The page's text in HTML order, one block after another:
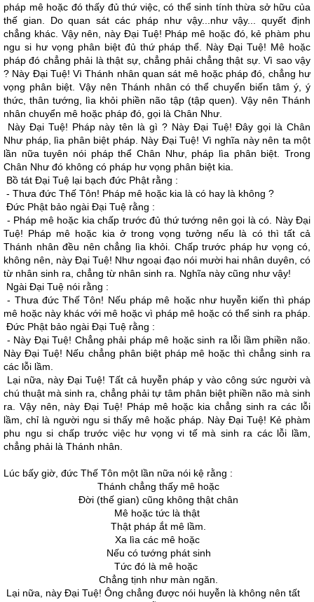
pháp mê hoặc đó thấy đủ thứ việc, có thể sinh tính thừa sở hữu của
thế gian. Do quan sát các pháp như vậy...như vậy... quyết định
chẳng khác. Vậy nên, này Ðại Tuệ! Pháp mê hoặc đó, kẻ phàm phu
ngu si hư vọng phân biệt đủ thứ pháp thể. Này Ðại Tuệ! Mê hoặc
pháp đó chẳng phải là thật sự, chẳng phải chẳng thật sự. Vì sao vậy
? Này Ðại Tuệ! Vì Thánh nhân quan sát mê hoặc pháp đó, chẳng hư
vọng phân biệt. Vậy nên Thánh nhân có thể chuyển biến tâm ý, ý
thức, thân tướng, lìa khỏi phiền não tập (tập quen). Vậy nên Thánh
nhân chuyển mê hoặc pháp đó, gọi là Chân Như.
Này Ðại Tuệ! Pháp này tên là gì ? Này Ðại Tuệ! Ðây gọi là Chân
Như pháp, lìa phân biệt pháp. Này Ðại Tuệ! Vì nghĩa này nên ta một
lần nữa tuyên nói pháp thể Chân Như, pháp lìa phân biệt. Trong
Chân Như đó không có pháp hư vọng phân biệt kia.
Bồ tát Ðại Tuệ lại bạch đức Phật rằng :
- Thưa đức Thế Tôn! Pháp mê hoặc kia là có hay là không ?
Ðức Phật bảo ngài Ðại Tuệ rằng :
- Pháp mê hoặc kia chấp trước đủ thứ tướng nên gọi là có. Này Ðại
Tuệ! Pháp mê hoặc kia ở trong vọng tưởng nếu là có thì tất cả
Thánh nhân đều nên chẳng lìa khỏi. Chấp trước pháp hư vọng có,
không nên, này Ðại Tuệ! Như ngoại đạo nói mười hai nhân duyên, có
từ nhân sinh ra, chẳng từ nhân sinh ra. Nghĩa này cũng như vậy!
Ngài Ðại Tuệ nói rằng :
- Thưa đức Thế Tôn! Nếu pháp mê hoặc như huyễn kiến thì pháp
mê hoặc này khác với mê hoặc vì pháp mê hoặc có thể sinh ra pháp.
Ðức Phật bảo ngài Ðại Tuệ rằng :
- Này Ðại Tuệ! Chẳng phải pháp mê hoặc sinh ra lỗi lầm phiền não.
Này Ðại Tuệ! Nếu chẳng phân biệt pháp mê hoặc thì chẳng sinh ra
các lỗi lầm.
Lại nữa, này Ðại Tuệ! Tất cả huyễn pháp y vào công sức người và
chú thuật mà sinh ra, chẳng phải tự tâm phân biệt phiền não mà sinh
ra. Vậy nên, này Ðại Tuệ! Pháp mê hoặc kia chẳng sinh ra các lỗi
lầm, chỉ là người ngu si thấy mê hoặc pháp. Này Ðại Tuệ! Kẻ phàm
phu ngu si chấp trước việc hư vọng vi tế mà sinh ra các lỗi lầm,
chẳng phải là Thánh nhân.
Lúc bấy giờ, đức Thế Tôn một lần nữa nói kệ rằng :
Thánh chẳng thấy mê hoặc
Ðời (thế gian) cũng không thật chân
Mê hoặc tức là thật
Thật pháp ắt mê lầm.
Xa lìa các mê hoặc
Nếu có tướng phát sinh
Tức đó là mê hoặc
Chẳng tịnh như màn ngăn.
Lại nữa, này Ðại Tuệ! Ông chẳng được nói huyễn là không nên tất